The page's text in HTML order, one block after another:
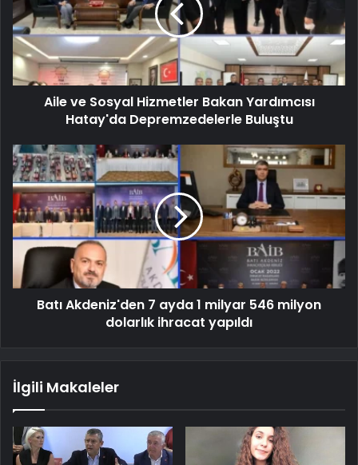
Aile ve Sosyal Hizmetler Bakan Yardımcısı
Hatay'da Depremzedelerle Buluştu
Batı Akdeniz'den 7 ayda 1 milyar 546 milyon
dolarlık ihracat yapıldı
İlgili Makaleler